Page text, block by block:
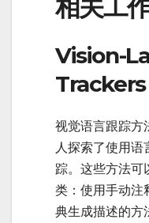
相关工
Vision-
Trackers
视觉语言跟踪
人探索了使用
踪。这些方法可
类：使用手动注
典生成描述的方